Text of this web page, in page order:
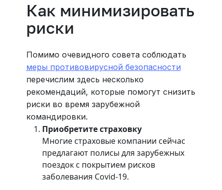
Как минимизировать
риски
Помимо очевидного совета соблюдать
меры противовирусной безопасности
перечислим здесь несколько
рекомендаций, которые помогут снизить
риски во время зарубежной
командировки.
Приобретите страховку
Многие страховые компании сейчас
предлагают полисы для зарубежных
поездок с покрытием рисков
заболевания Covid-19.